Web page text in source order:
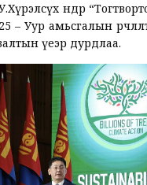
өнөөдөр
– Уур амьсгалын
үеэр дурдлаа.